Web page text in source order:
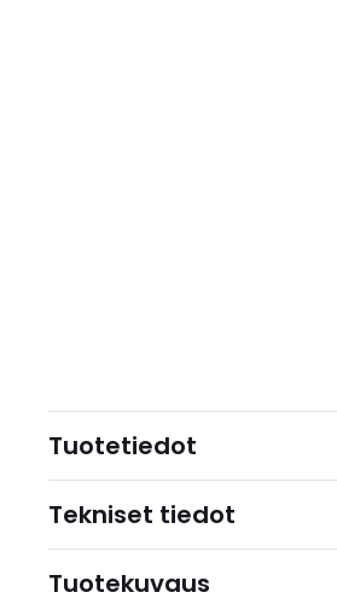
Tuotetiedot
Tekniset tiedot
Tuotekuvaus